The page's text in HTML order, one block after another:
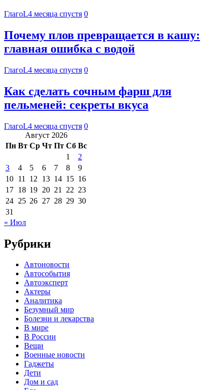
ГлагоL4 месяца спустя 0
Почему плов превращается в кашу:
главная ошибка с водой
ГлагоL4 месяца спустя 0
Как сделать сочным фарш для
пельменей: секреты вкуса
ГлагоL4 месяца спустя 0
Август 2026
Пн Вт Ср Чт Пт Сб Вс
1
2
3
4 5 6 7 8
9
10 11 12 13 14 15 16
17 18 19 20 21 22 23
24 25 26 27 28 29 30
31
« Июл
Рубрики
Автоновости
Автособытия
Автоэксперт
Актеры
Аналитика
Безумный мир
Болезни и лекарства
В мире
В России
Вещи
Военные новости
Гаджеты
Дети
Дом и сад